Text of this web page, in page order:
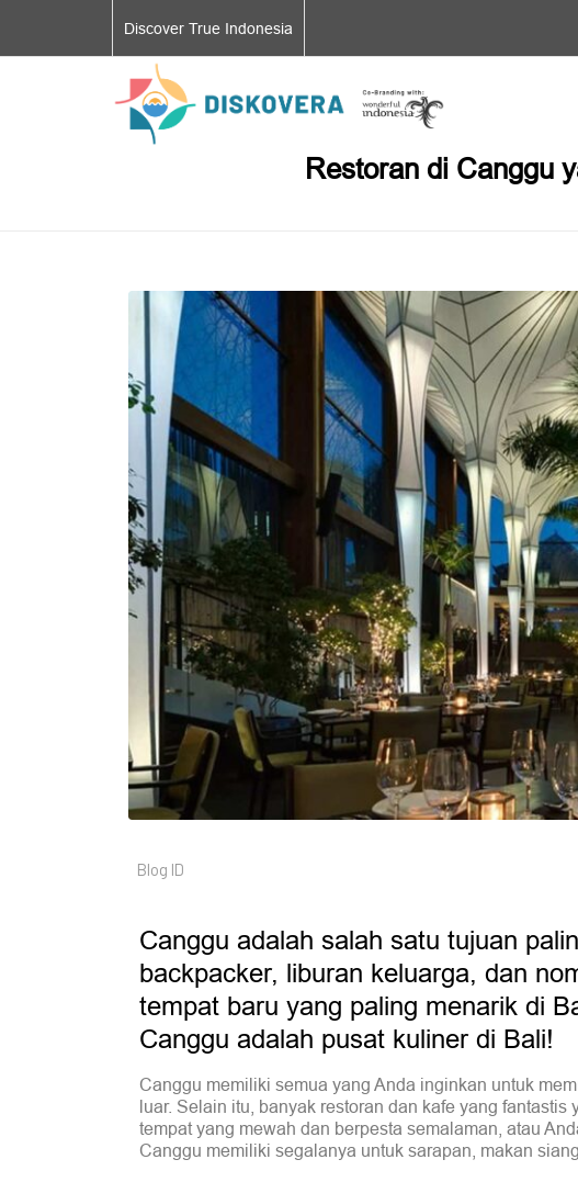
Discover True Indonesia
Restoran di Canggu
Blog ID
Canggu adalah salah satu tujuan
backpacker, liburan keluarga, dan
tempat baru yang paling menarik di
Canggu adalah pusat kuliner di Bali!
Canggu memiliki semua yang Anda inginkan untuk
luar. Selain itu, banyak restoran dan kafe yang
tempat yang mewah dan berpesta semalaman, atau
Canggu memiliki segalanya untuk sarapan, makan